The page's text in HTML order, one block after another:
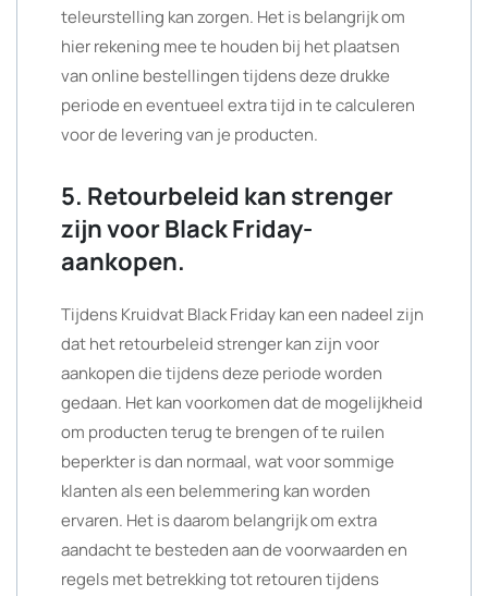
teleurstelling kan zorgen. Het is belangrijk om
hier rekening mee te houden bij het plaatsen
van online bestellingen tijdens deze drukke
periode en eventueel extra tijd in te calculeren
voor de levering van je producten.
5. Retourbeleid kan strenger
zijn voor Black Friday-
aankopen.
Tijdens Kruidvat Black Friday kan een nadeel zijn
dat het retourbeleid strenger kan zijn voor
aankopen die tijdens deze periode worden
gedaan. Het kan voorkomen dat de mogelijkheid
om producten terug te brengen of te ruilen
beperkter is dan normaal, wat voor sommige
klanten als een belemmering kan worden
ervaren. Het is daarom belangrijk om extra
aandacht te besteden aan de voorwaarden en
regels met betrekking tot retouren tijdens